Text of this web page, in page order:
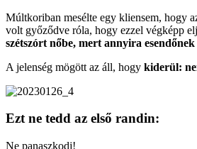
Múltkoriban mesélte egy kliensem, hogy
volt győződve róla, hogy ezzel végképp
szétszórt nőbe, mert annyira
A jelenség mögött az áll, hogy kiderül:
Ezt ne tedd az első randin:
Ne panaszkodj!